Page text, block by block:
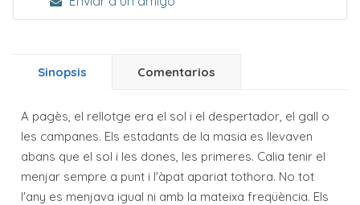
Sinopsis Comentarios
A pagès, el rellotge era el sol i el despertador, el gall o
les campanes. Els estadants de la masia es llevaven
abans que el sol i les dones, les primeres. Calia tenir el
menjar sempre a punt i l'àpat apariat tothora. No tot
l'any es menjava igual ni amb la mateixa freqüència. Els